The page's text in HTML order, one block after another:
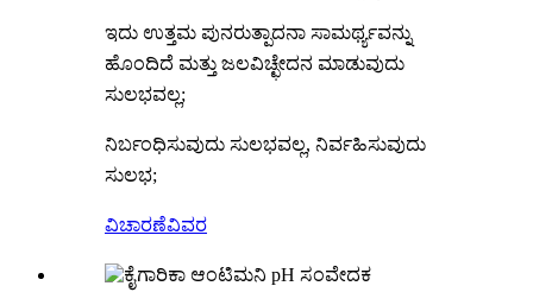
ಇದು ಉತ್ತಮ ಪುನರುತ್ಪಾದನಾ ಸಾಮರ್ಥ್ಯವನ್ನು
ಹೊಂದಿದೆ ಮತ್ತು ಜಲವಿಚ್ಛೇದನ ಮಾಡುವುದು
ಸುಲಭವಲ್ಲ;
ನಿರ್ಬಂಧಿಸುವುದು ಸುಲಭವಲ್ಲ, ನಿರ್ವಹಿಸುವುದು
ಸುಲಭ;
ವಿಚಾರಣೆವಿವರ